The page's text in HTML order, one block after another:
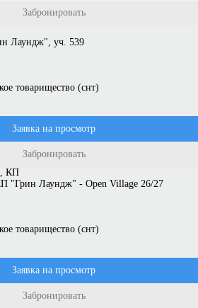
Забронировать
Лаундж", уч. 539
товарищество (снт)
Заявка на просмотр
Забронировать
"Грин Лаундж" - Open Village 26/27
товарищество (снт)
Заявка на просмотр
Забронировать